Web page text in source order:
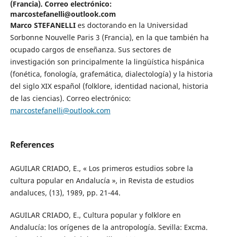
(Francia). Correo electrónico:
marcostefanelli@outlook.com
Marco STEFANELLI es doctorando en la Universidad
Sorbonne Nouvelle Paris 3 (Francia), en la que también ha
ocupado cargos de enseñanza. Sus sectores de
investigación son principalmente la lingüística hispánica
(fonética, fonología, grafemática, dialectología) y la historia
del siglo XIX español (folklore, identidad nacional, historia
de las ciencias). Correo electrónico:
marcostefanelli@outlook.com
References
AGUILAR CRIADO, E., « Los primeros estudios sobre la
cultura popular en Andalucía », in Revista de estudios
andaluces, (13), 1989, pp. 21-44.
AGUILAR CRIADO, E., Cultura popular y folklore en
Andalucía: los orígenes de la antropología. Sevilla: Excma.